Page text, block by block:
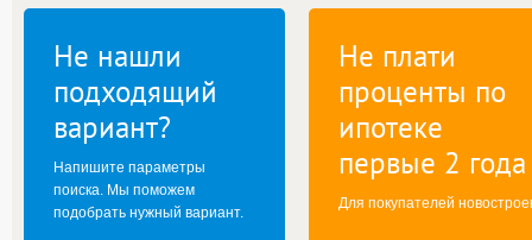
Не нашли
подходящий
вариант?
Напишите параметры
поиска. Мы поможем
подобрать нужный вариант.
Не плати
проценты по
ипотеке
первые 2 года
Для покупателей